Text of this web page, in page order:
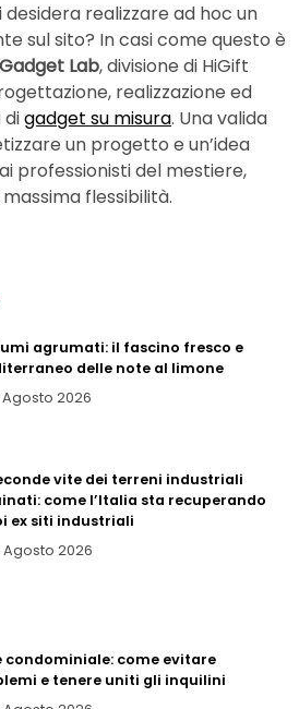
realizzare ad hoc un
sul sito? In casi come questo è
Gadget Lab, divisione di HiGift
realizzazione ed
gadget su misura. Una valida
un progetto e un’idea
professionisti del mestiere,
flessibilità.
agrumati: il fascino fresco e
delle note al limone
Agosto 2026
vite dei terreni industriali
come l’Italia sta recuperando
ex siti industriali
Agosto 2026
condominiale: come evitare
e tenere uniti gli inquilini